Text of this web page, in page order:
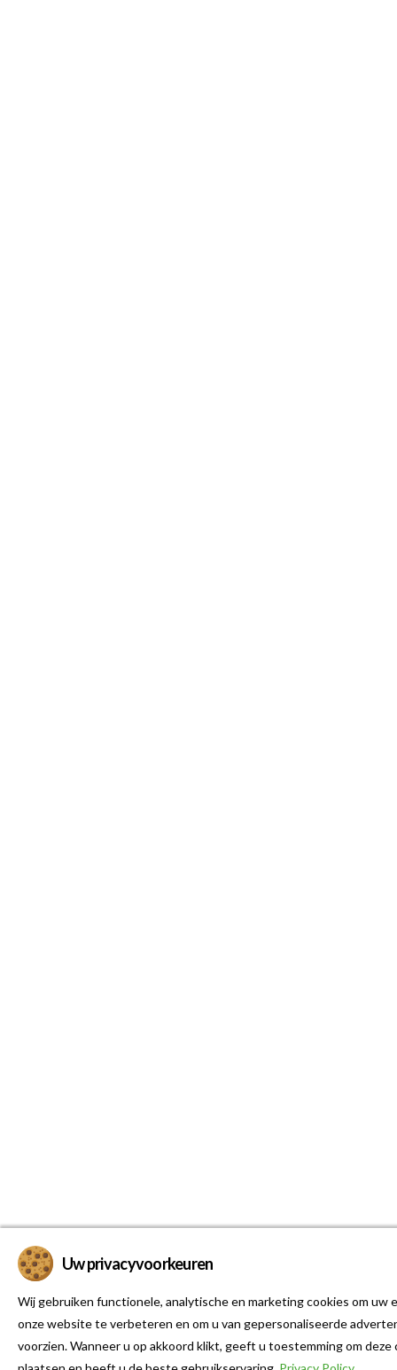
Uw privacyvoorkeuren
Wij gebruiken functionele, analytische en marketing cookies om uw
onze website te verbeteren en om u van gepersonaliseerde
voorzien. Wanneer u op akkoord klikt, geeft u toestemming om deze